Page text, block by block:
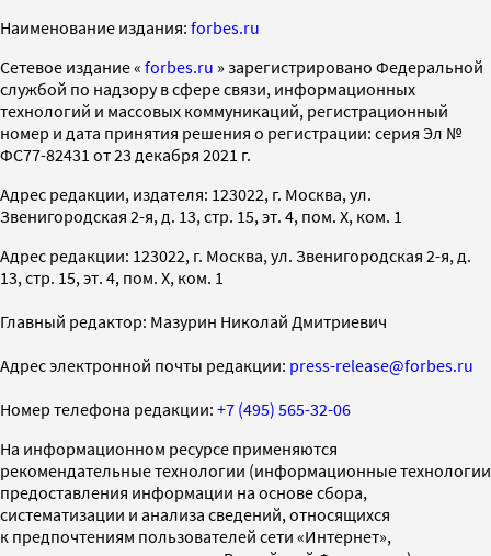
Наименование издания: forbes.ru
Cетевое издание « forbes.ru » зарегистрировано Федеральной
службой по надзору в сфере связи, информационных
технологий и массовых коммуникаций, регистрационный
номер и дата принятия решения о регистрации: серия Эл №
ФС77-82431 от 23 декабря 2021 г.
Адрес редакции, издателя: 123022, г. Москва, ул.
Звенигородская 2-я, д. 13, стр. 15, эт. 4, пом. X, ком. 1
Адрес редакции: 123022, г. Москва, ул. Звенигородская 2-я, д.
13, стр. 15, эт. 4, пом. X, ком. 1
Главный редактор: Мазурин Николай Дмитриевич
Адрес электронной почты редакции: press-release@forbes.ru
Номер телефона редакции: +7 (495) 565-32-06
На информационном ресурсе применяются
рекомендательные технологии (информационные технологии
предоставления информации на основе сбора,
систематизации и анализа сведений, относящихся
к предпочтениям пользователей сети «Интернет»,